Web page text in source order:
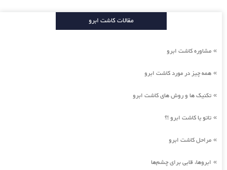
مقالات کاشت ابرو
» مشاوره کاشت ابرو
» همه چیز در مورد کاشت ابرو
» تکنیک ها و روش های کاشت ابرو
» تاتو یا کاشت ابرو !؟
» مراحل کاشت ابرو
» ابروها، قابی برای چشم‌ها